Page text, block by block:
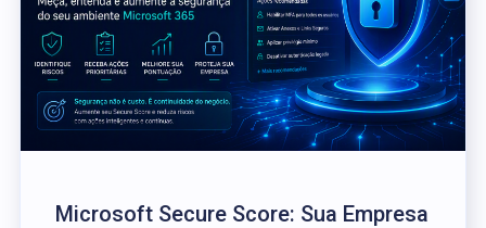
Microsoft Secure Score: Sua Empresa